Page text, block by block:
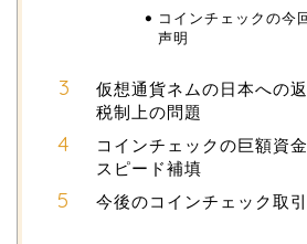
コインチェックの今
声明
仮想通貨ネムの日本への
税制上の問題
コインチェックの巨額資
スピード補填
今後のコインチェック取